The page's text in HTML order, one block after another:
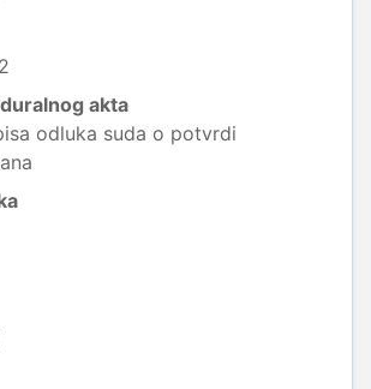
akta
odluka suda o potvrdi